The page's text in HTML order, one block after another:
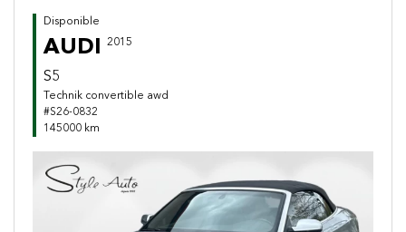
Disponible
AUDI 2015
S5
Technik convertible awd
#S26-0832
145000 km